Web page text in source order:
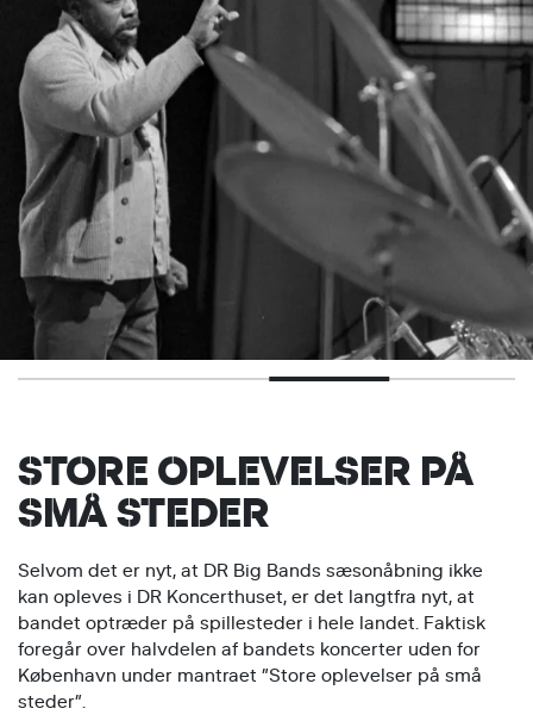
STORE OPLEVELSER PÅ
SMÅ STEDER
Selvom det er nyt, at DR Big Bands sæsonåbning ikke
kan opleves i DR Koncerthuset, er det langtfra nyt, at
bandet optræder på spillesteder i hele landet. Faktisk
foregår over halvdelen af bandets koncerter uden for
København under mantraet ”Store oplevelser på små
steder”.